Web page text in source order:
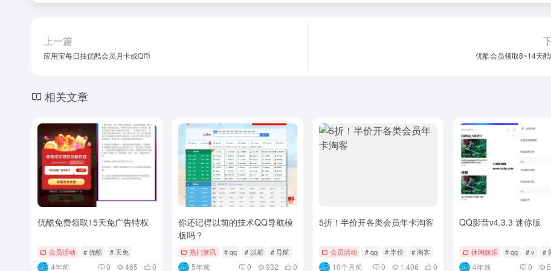
上一篇
应用宝每日抽优酷会员月卡或Q币 优酷会员领取8~14天
相关文章
优酷免费领取15天免广告特权
会员活动 # 优酷 # 天免
4年前 0 465 0
你还记得以前的技术QQ导航模
板吗？
热门资讯 # qq # 以前 # 导航
5年前 0 932 0
5折！半价开各类会员年卡淘客
会员活动 # qq # 半价 # 淘客
10个月前 0 1,406 0
QQ影音v4.3.3 迷你版
休闲娱乐 # qq # v #
4年前 0